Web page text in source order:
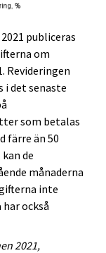
publiceras
om
Revideringen
i det senaste
som betalas
färre än 50
de
månaderna
inte
också
2021,